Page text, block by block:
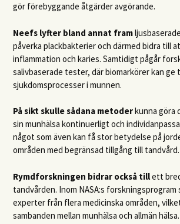
gör förebyggande åtgärder avgörande.
Neefs lyfter bland annat fram
påverka plackbakterier och därmed bidra till
inflammation och karies. Samtidigt pågår
salivbaserade tester, där biomarkörer kan ge
sjukdomsprocesser i munnen.
På sikt skulle sådana metoderkunna göra
sin munhälsa kontinuerligt och
något som även kan få stor betydelse på
områden med begränsad tillgång till tandvård.
Rymdforskningen bidrar också tillett
tandvården. Inom NASA:s forskningsprogram
experter från flera medicinska områden,
sambanden mellan munhälsa och allmän hälsa.